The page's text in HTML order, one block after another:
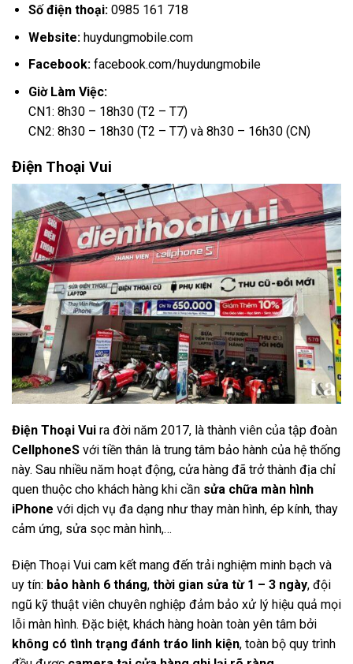
Số điện thoại:0985 161 718
Website:huydungmobile.com
Facebook: facebook.com/huydungmobile
Giờ Làm Việc:
CN1: 8h30 – 18h30 (T2 – T7)
CN2: 8h30 – 18h30 (T2 – T7) và 8h30 – 16h30 (CN)
Điện Thoại Vui
Điện Thoại Vui ra đời năm 2017, là thành viên của tập đoàn
CellphoneS với tiền thân là trung tâm bảo hành của hệ thống
này. Sau nhiều năm hoạt động, cửa hàng đã trở thành địa chỉ
quen thuộc cho khách hàng khi cần sửa chữa màn hình
iPhone với dịch vụ đa dạng như thay màn hình, ép kính, thay
cảm ứng, sửa sọc màn hình,…
Điện Thoại Vui cam kết mang đến trải nghiệm minh bạch và
uy tín: bảo hành 6 tháng, thời gian sửa từ 1 – 3 ngày, đội
ngũ kỹ thuật viên chuyên nghiệp đảm bảo xử lý hiệu quả mọi
lỗi màn hình. Đặc biệt, khách hàng hoàn toàn yên tâm bởi
không có tình trạng đánh tráo linh kiện, toàn bộ quy trình